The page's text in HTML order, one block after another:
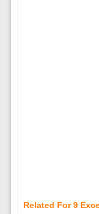
Related For 9